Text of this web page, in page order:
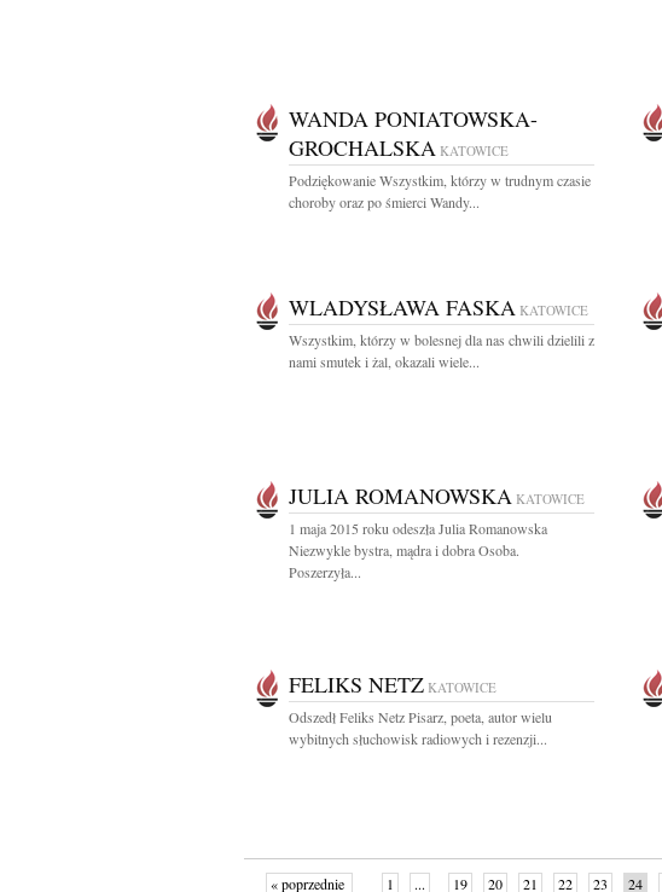
WANDA PONIATOWSKA-
GROCHALSKA KATOWICE
Podziękowanie Wszystkim, którzy w trudnym czasie
choroby oraz po śmierci Wandy...
WLADYSŁAWA FASKA KATOWICE
Wszystkim, którzy w bolesnej dla nas chwili dzielili z
nami smutek i żal, okazali wiele...
JULIA ROMANOWSKA KATOWICE
1 maja 2015 roku odeszła Julia Romanowska
Niezwykle bystra, mądra i dobra Osoba.
Poszerzyła...
FELIKS NETZ KATOWICE
Odszedł Feliks Netz Pisarz, poeta, autor wielu
wybitnych słuchowisk radiowych i rezenzji...
« poprzednie 1 ... 19 20 21 22 23 24